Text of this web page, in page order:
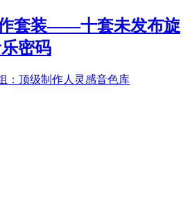
套装——十套未发布旋
密码